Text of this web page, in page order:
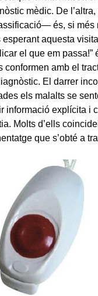
mèdic. De
és, si més
aquesta
el que em passa!”
amb el
El darrer
els malalts se
informació explícita i
Molts d’ells
que s’obté a